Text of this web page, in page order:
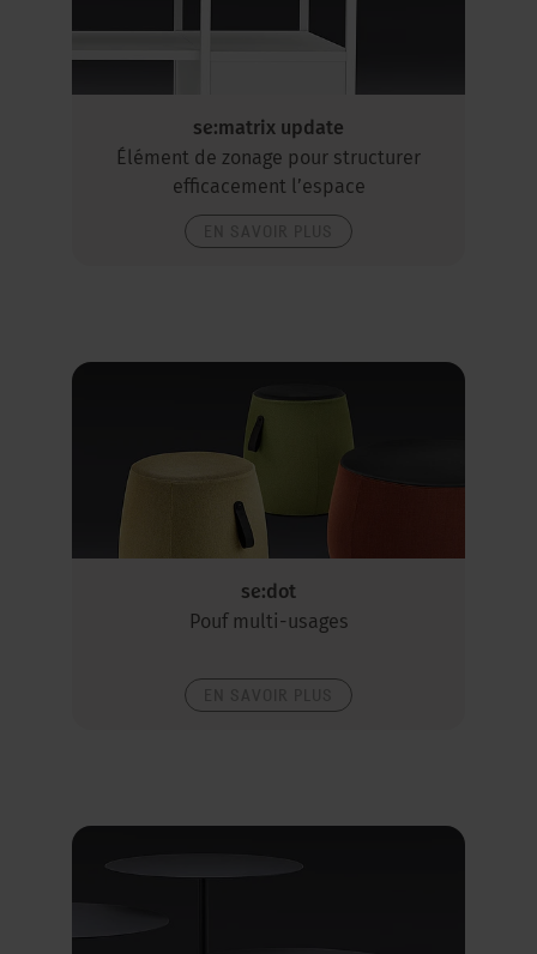
se:matrix update
Élément de zonage pour structurer
efficacement l’espace
se:dot
Pouf multi-usages